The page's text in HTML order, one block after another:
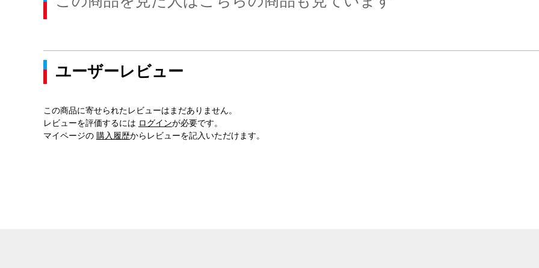
ユーザーレビュー
この商品に寄せられたレビューはまだありません。
レビューを評価するには ログインが必要です。
マイページの 購入履歴からレビューを記入いただけます。